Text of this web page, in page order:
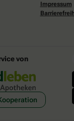
Impressum
von